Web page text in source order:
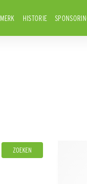
MERK HISTORIE